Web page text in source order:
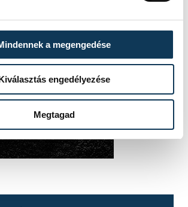
a megengedése
engedélyezése
Megtagad